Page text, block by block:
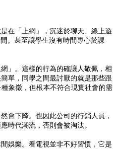
在「上網」，沉迷於聊天、線上遊
。甚至讓學生沒有時間專心於課
」。這樣的行為的確讓人敬佩，相
單，同學之間最討厭的就是那些跟
象徵，但根本不符合現實社會的需
會下降。也因此公司的行銷人員，
時代潮流，否則會被淘汰。
娛樂。看電視並非不好習慣，它是